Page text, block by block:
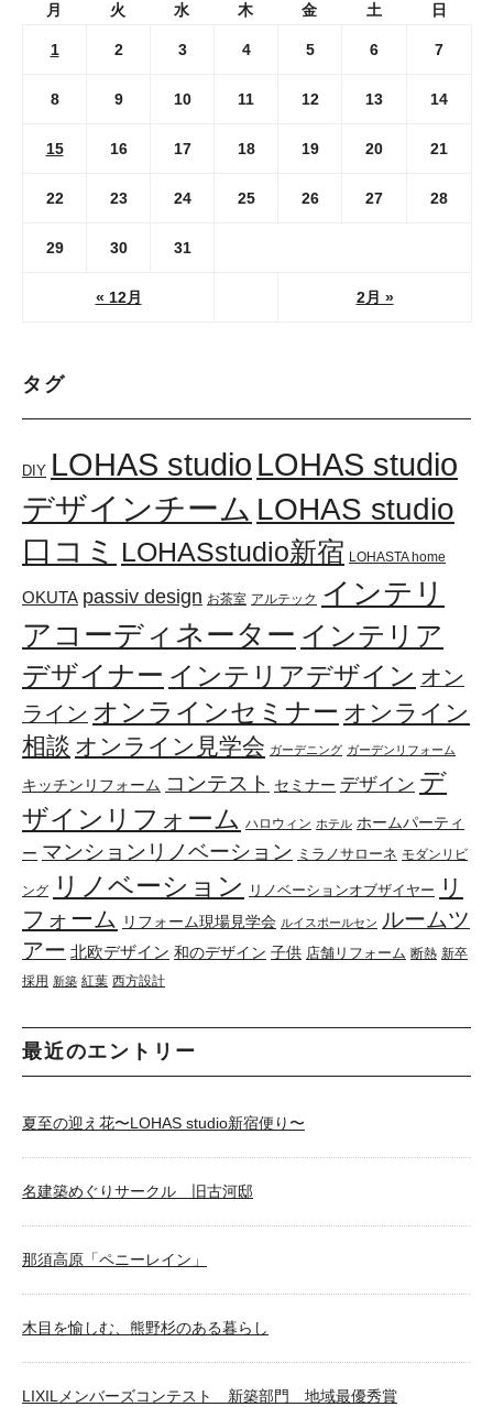
月
火 水 木 金 土 日
« 12月 2月 »
1 2 3 4 5 6 7
8 9 10 11 12 13 14
15 16 17 18 19 20 21
22 23 24 25 26 27 28
29 30 31
タグ
DIY LOHAS studio LOHAS studio
デザインチーム LOHAS studio
口コミ LOHASstudio新宿 LOHASTA home
OKUTA passiv design お茶室 アルテック インテリ
アコーディネーター インテリア
デザイナー インテリアデザイン オン
ライン オンラインセミナー オンライン
相談 オンライン見学会 ガーデニング ガーデンリフォーム
キッチンリフォーム コンテスト セミナー デザイン デ
ザインリフォーム ハロウィン ホテル ホームパーティ
ー マンションリノベーション ミラノサローネ モダンリビ
ング リノベーション リノベーションオブザイヤー
リ
フォーム リフォーム現場見学会 ルイスポールセン ルームツ
アー 北欧デザイン 和のデザイン 子供 店舗リフォーム 断熱 新卒
採用 新築 紅葉 西方設計
最近のエントリー
夏至の迎え花〜LOHAS studio新宿便り〜
名建築めぐりサークル 旧古河邸
那須高原「ペニーレイン」
木目を愉しむ、熊野杉のある暮らし
LIXILメンバーズコンテスト 新築部門 地域最優秀賞